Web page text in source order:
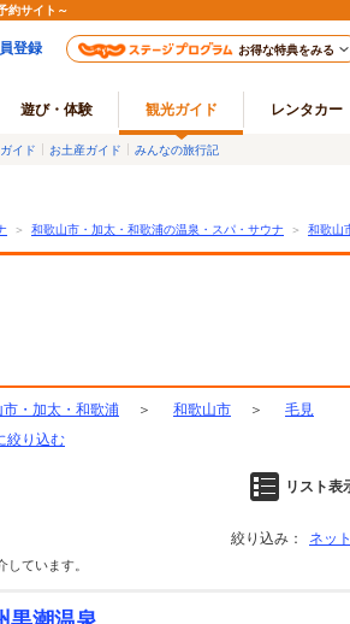
約サイト～
登録 お得な特典をみる
遊び・体験 観光ガイド レンタカー
イド お土産ガイド みんなの旅行記
＞ 和歌山市・加太・和歌浦の温泉・スパ・サウナ ＞ 和歌山
市・加太・和歌浦 ＞ 和歌山市 ＞
毛見
絞り込む
リスト表
絞り込み： ネッ
ています。